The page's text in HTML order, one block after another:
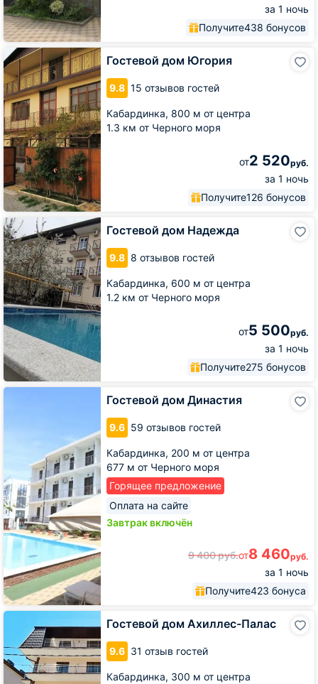
за 1 ночь
Получите438 бонусов
Гостевой дом Югория
9.8 15 отзывов гостей
Кабардинка, 800 м от центра
1.3 км от Черного моря
от2 520руб.
за 1 ночь
Получите126 бонусов
Гостевой
дом
Югория
Гостевой дом Надежда
9.8 8 отзывов гостей
Кабардинка, 600 м от центра
1.2 км от Черного моря
от5 500руб.
за 1 ночь
Получите275 бонусов
Гостевой
дом
Надежда
Гостевой дом Династия
9.6 59 отзывов гостей
Кабардинка, 200 м от центра
677 м от Черного моря
Горящее предложение
Оплата на сайте
Завтрак включён
9 400руб.от8 460руб.
за 1 ночь
Получите423 бонуса
Гостевой
Гостевой дом Ахиллес-Палас
9.6 31 отзыв гостей
Кабардинка, 300 м от центра
Гостевой
Ахиллес-
Палас